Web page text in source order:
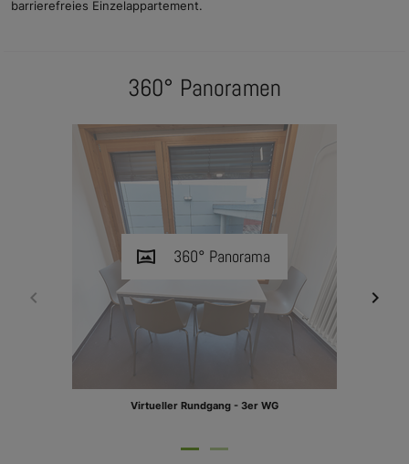
barrierefreies Einzelappartement.
360° Panoramen
vrpano 360° Panorama
Virtueller Rundgang - 3er WG